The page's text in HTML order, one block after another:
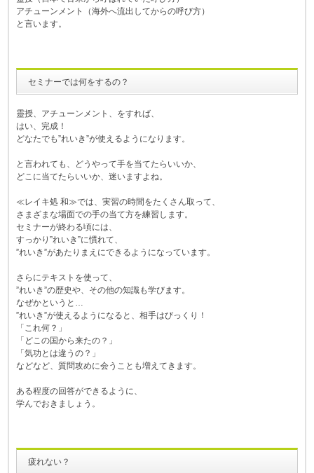
アチューンメント（海外へ流出してからの呼び方）
と言います。
セミナーでは何をするの？
靈授、アチューンメント、をすれば、
はい、完成！
どなたでも”れいき”が使えるようになります。
と言われても、どうやって手を当てたらいいか、
どこに当てたらいいか、迷いますよね。
≪レイキ処 和≫では、実習の時間をたくさん取って、
さまざまな場面での手の当て方を練習します。
セミナーが終わる頃には、
すっかり”れいき”に慣れて、
”れいき”があたりまえにできるようになっています。
さらにテキストを使って、
”れいき”の歴史や、その他の知識も学びます。
なぜかというと…
”れいき”が使えるようになると、相手はびっくり！
「これ何？」
「どこの国から来たの？」
「気功とは違うの？」
などなど、質問攻めに会うことも増えてきます。
ある程度の回答ができるように、
学んでおきましょう。
疲れない？